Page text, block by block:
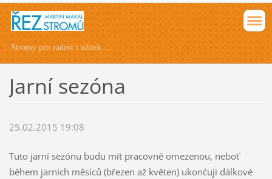
Stromy pro radost i užitek....
Jarní sezóna
25.02.2015 19:08
Tuto jarní sezónu budu mít pracovně omezenou, neboť
během jarních měsíců (březen až květen) ukončuji dálkové